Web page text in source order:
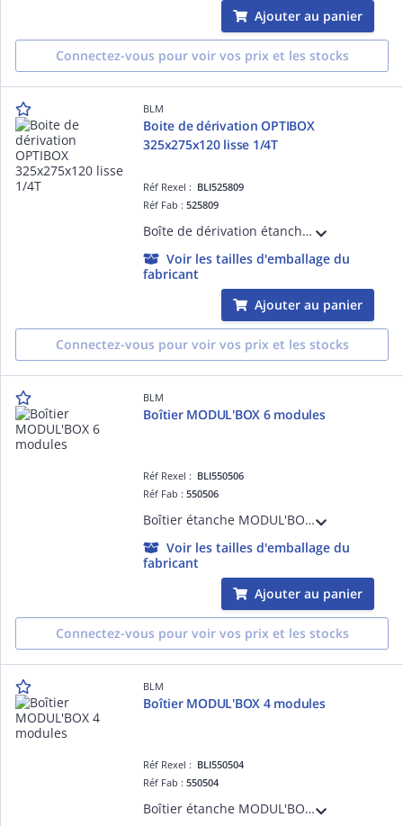
Ajouter au panier
Connectez-vous pour voir vos prix et les stocks
BLM
Boite de dérivation OPTIBOX
325x275x120 lisse 1/4T
Réf Rexel : BLI525809
Réf Fab :525809
Boîte de dérivation étanche à percer. Faces lisses pour une installation de presse-étoupe ISO ou Pg. Tenue au fil incandescent 960°C. IP65.
Voir les tailles d'emballage du
fabricant
Ajouter au panier
Connectez-vous pour voir vos prix et les stocks
BLM
Boîtier MODUL'BOX 6 modules
Réf Rexel : BLI550506
Réf Fab :550506
Boîtier étanche MODUL'BOX 6 modules, IP65, tenue au fil incandescent 850°C, avec rail DIN et borniers à vis
Voir les tailles d'emballage du
fabricant
Ajouter au panier
Connectez-vous pour voir vos prix et les stocks
BLM
Boîtier MODUL'BOX 4 modules
Réf Rexel : BLI550504
Réf Fab :550504
Boîtier étanche MODUL'BOX 4 modules, IP65, tenue au fil incandescent 850°C, avec rail DIN et borniers à vis